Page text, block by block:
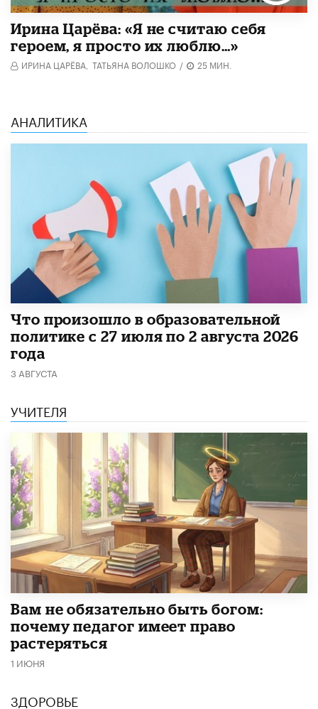
Ирина Царёва: «Я не считаю себя
героем, я просто их люблю…»
ИРИНА ЦАРЁВА, ТАТЬЯНА ВОЛОШКО / 25 МИН.
АНАЛИТИКА
​Что произошло в образовательной
политике с 27 июля по 2 августа 2026
года
3 АВГУСТА
УЧИТЕЛЯ
​Вам не обязательно быть богом:
почему педагог имеет право
растеряться
1 ИЮНЯ
ЗДОРОВЬЕ